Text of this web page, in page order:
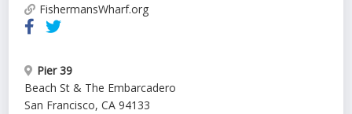
FishermansWharf.org
Pier 39
Beach St & The Embarcadero
San Francisco, CA 94133